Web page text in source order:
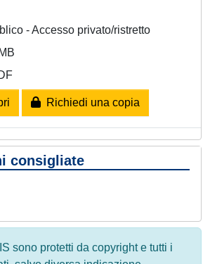
- Accesso privato/ristretto
Richiedi una copia
consigliate
sono protetti da copyright e tutti i